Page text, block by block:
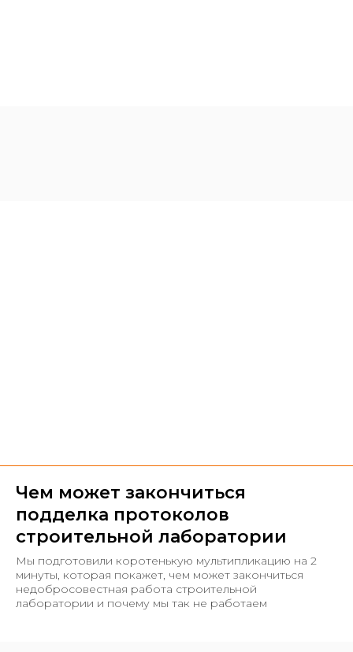
Чем может закончиться
подделка протоколов
строительной лаборатории
Мы подготовили коротенькую мультипликацию на 2
минуты, которая покажет, чем может закончиться
недобросовестная работа строительной
лаборатории и почему мы так не работаем